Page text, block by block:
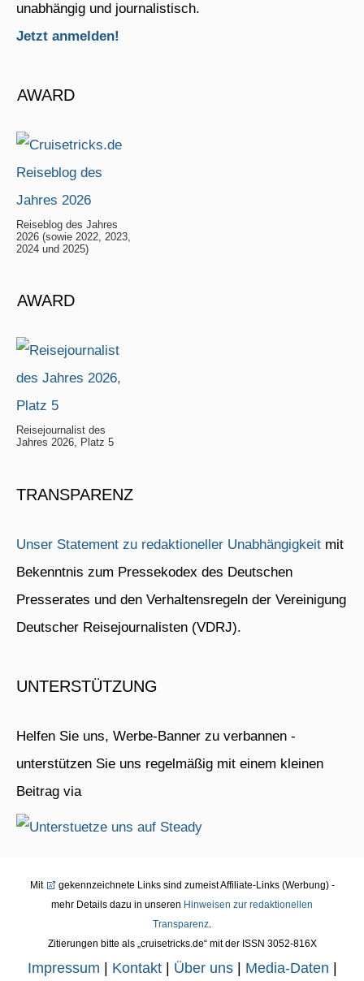
unabhängig und journalistisch.
Jetzt anmelden!
AWARD
Reiseblog des Jahres
2026 (sowie 2022, 2023,
2024 und 2025)
AWARD
Reisejournalist des
Jahres 2026, Platz 5
TRANSPARENZ
Unser Statement zu redaktioneller Unabhängigkeit mit
Bekenntnis zum Pressekodex des Deutschen
Presserates und den Verhaltensregeln der Vereinigung
Deutscher Reisejournalisten (VDRJ).
UNTERSTÜTZUNG
Helfen Sie uns, Werbe-Banner zu verbannen -
unterstützen Sie uns regelmäßig mit einem kleinen
Beitrag via
Mit
gekennzeichnete Links sind zumeist Affiliate-Links (Werbung) -
mehr Details dazu in unseren Hinweisen zur redaktionellen
Transparenz
Zitierungen bitte als „cruisetricks.de“ mit der ISSN 3052-816X
Impressum | Kontakt| Über uns| Media-Daten |